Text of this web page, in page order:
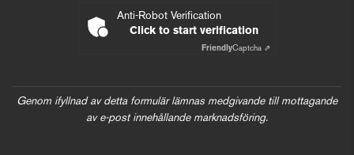
Anti-Robot Verification
Click to start verification
FriendlyCaptcha ⇗
Genom ifyllnad av detta formulär lämnas medgivande till mottagande
av e-post innehållande marknadsföring.